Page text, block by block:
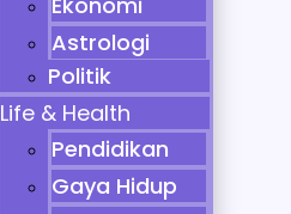
Astrologi
Politik
Life & Health
Pendidikan
Gaya Hidup